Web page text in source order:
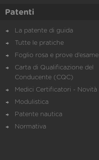
Patenti
La patente di guida
Tutte le pratiche
Foglio rosa e prove d’esame
Carta di Qualificazione del
Conducente (CQC)
Medici Certificatori - Novità
Modulistica
Patente nautica
Normativa